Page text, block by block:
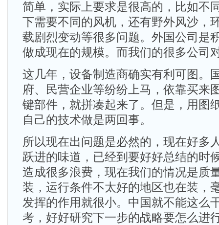
简单，实际上要求是很高的，比如不
下需要不同的风机，还有野外风沙，
载剧烈变动等很多问题。外国公司是
做成现在的规模。而我们的很多公司
这几年，设备制造商确实有利可图。
府、民营企业等纷纷上马，依靠买来
键部件，就拼凑起来了。但是，用图
自己的技术做是两回事。
所以现在出问题是必然的，现在好多
跃进的味道，已经到要好好总结的时
造成很多浪费，现在我们的情况是质
装，运行条件不太好的地区也在装，
发挥的作用就很小。中国就不能这么
考，好好研究下一步的战略要怎么进